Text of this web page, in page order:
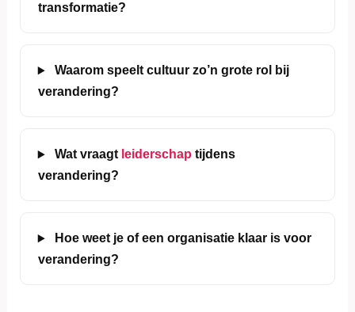
transformatie?
Waarom speelt cultuur zo’n grote rol bij
verandering?
Wat vraagt leiderschap tijdens
verandering?
Hoe weet je of een organisatie klaar is voor
verandering?